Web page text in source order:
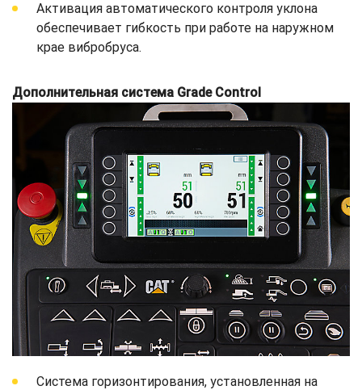
Активация автоматического контроля уклона
обеспечивает гибкость при работе на наружном
крае вибробруса.
Дополнительная система Grade Control
Система горизонтирования, установленная на